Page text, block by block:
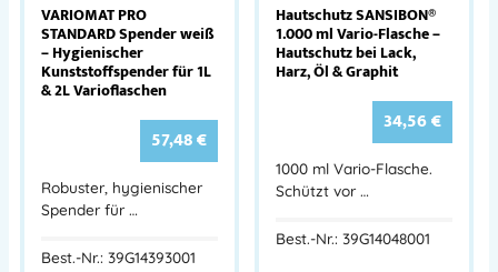
VARIOMAT PRO
STANDARD Spender weiß
– Hygienischer
Kunststoffspender für 1L
& 2L Varioflaschen
57,48€
Robuster, hygienischer
Spender für …
Best.-Nr.: 39G14393001
Hautschutz SANSIBON®
1.000 ml Vario-Flasche –
Hautschutz bei Lack,
Harz, Öl & Graphit
34,56€
1000 ml Vario-Flasche.
Schützt vor …
Best.-Nr.: 39G14048001